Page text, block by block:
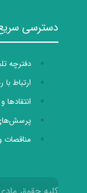
دسترسی
دفترچه
ارتباط
انتقادها
مناقصات